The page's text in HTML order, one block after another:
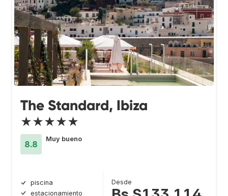
The Standard, Ibiza
★★★★★
8.8
Muy bueno
piscina
estacionamiento
Desde